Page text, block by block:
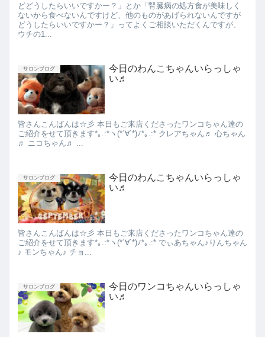
どどうしたらいいですかー？」とか「腎臓病の処方食が美味しく
ないから食べないんですけど、他のものがあげられないんですが
どうしたらいいですかー？」ってよくご相談いただくんですが、
ウチの1...
サロンブログ
今日のわんこちゃんいらっしゃ
い♬
皆さんこんばんは☆彡 本日もご来店くださったワンコちゃん達の
ご紹介をせて頂きます*｡.:*ヽ(*´∀︎`*)ﾉ*｡.:* クレアちゃん♬ 心ちゃん
♬ ニコちゃん♬ ...
サロンブログ
今日のわんこちゃんいらっしゃ
い♬
皆さんこんばんは☆彡 本日もご来店くださったワンコちゃん達の
ご紹介をせて頂きます*｡.:*ヽ(*´∀︎`*)ﾉ*｡.:* でぃあちゃん♪りんちゃん
♪ モンちゃん♪ チョ...
サロンブログ
今日のワンコちゃんいらっしゃ
い♬